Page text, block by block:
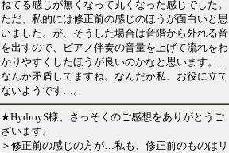
ねてる感じが無くなって丸くなった感じでした。
ただ、私的には修正前の感じのほうが面白いと思
いました。が、そうした場合は音階から外れる音
を出すので、ピアノ伴奏の音量を上げて流れをわ
かりやすくしたほうが良いのかなと思います。…
なんか矛盾してますね。なんだか私、お役に立て
ないようです…。
★HydroyS様、さっそくのご感想をありがとうご
ざいます。
＞修正前の感じの方が…私も、修正前のものはリ